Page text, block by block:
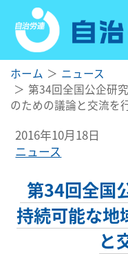
ホーム
ニュース
第34回全国公企研
のための議論と交流を
2016年10月18日
ニュース
第34回全国
持続可能な地
と